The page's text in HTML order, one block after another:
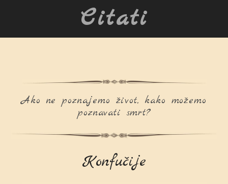
Citati
Ako ne poznajemo život, kako možemo
poznavati smrt?
Konfučije